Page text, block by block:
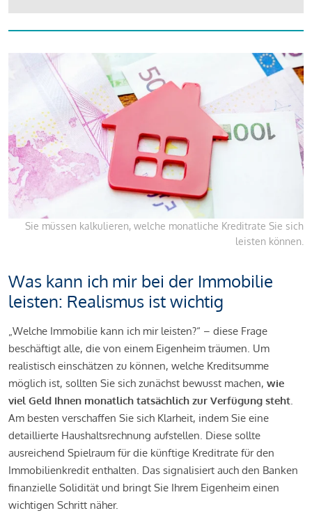
Sie müssen kalkulieren, welche monatliche Kreditrate Sie sich
leisten können.
Was kann ich mir bei der Immobilie
leisten: Realismus ist wichtig
„Welche Immobilie kann ich mir leisten?“ – diese Frage
beschäftigt alle, die von einem Eigenheim träumen. Um
realistisch einschätzen zu können, welche Kreditsumme
möglich ist, sollten Sie sich zunächst bewusst machen, wie
viel Geld Ihnen monatlich tatsächlich zur Verfügung steht.
Am besten verschaffen Sie sich Klarheit, indem Sie eine
detaillierte Haushaltsrechnung aufstellen. Diese sollte
ausreichend Spielraum für die künftige Kreditrate für den
Immobilienkredit enthalten. Das signalisiert auch den Banken
finanzielle Solidität und bringt Sie Ihrem Eigenheim einen
wichtigen Schritt näher.